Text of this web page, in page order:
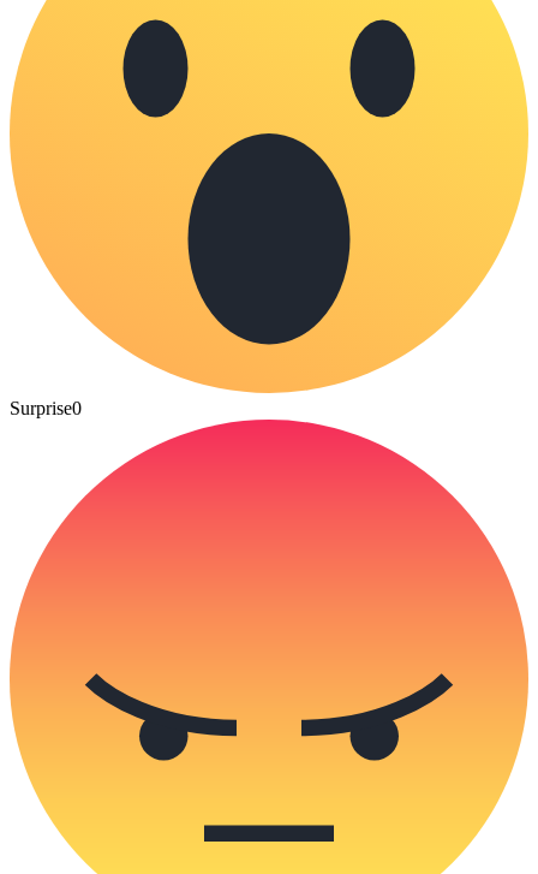
Surprise0